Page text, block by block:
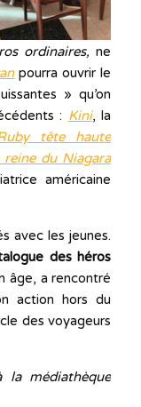
ordinaires,ne
pourra ouvrir le
» qu’on
: Kini, la
tête haute
reine du Niagara
américaine
avec les jeunes.
des héros
âge, a rencontré
action hors du
des voyageurs
la médiathèque